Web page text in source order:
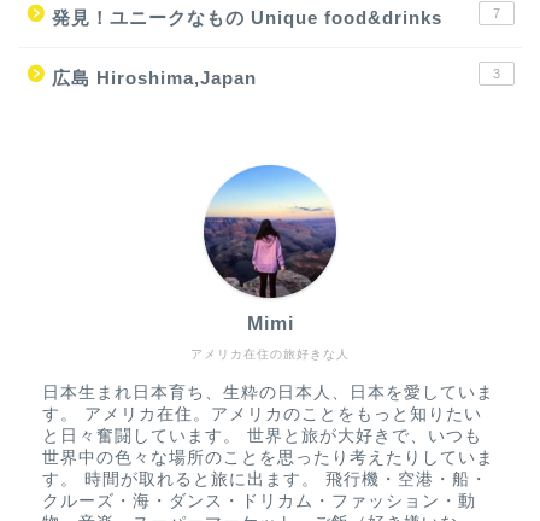
発見！ユニークなもの Unique food&drinks 7
広島 Hiroshima,Japan 3
アメリカ在住の旅好きな人
Mimi
日本生まれ日本育ち、生粋の日本人、日本を愛していま
す。 アメリカ在住。アメリカのことをもっと知りたい
と日々奮闘しています。 世界と旅が大好きで、いつも
世界中の色々な場所のことを思ったり考えたりしていま
す。 時間が取れると旅に出ます。 飛行機・空港・船・
クルーズ・海・ダンス・ドリカム・ファッション・動